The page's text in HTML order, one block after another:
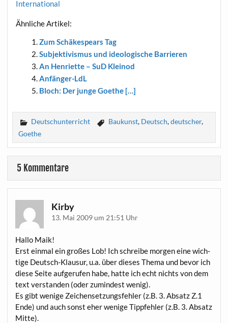
International
Ähn­li­che Artikel:
Zum Schä­ke­spears Tag
Sub­jek­ti­vis­mus und ideo­lo­gi­sche Barrieren
An Hen­ri­et­te – SuD Kleinod
Anfän­ger-LdL
Bloch: Der jun­ge Goethe […]
Deutschunterricht Baukunst, Deutsch,deutscher,
Goethe
5 Kommentare
Kirby
13. Mai 2009 um 21:51 Uhr
Hal­lo Maik!
Erst ein­mal ein gro­ßes Lob! Ich schrei­be mor­gen eine wich­
ti­ge Deutsch-Klau­sur, u.a. über die­ses The­ma und bevor ich
die­se Sei­te auf­ge­ru­fen habe, hat­te ich echt nichts von dem
text ver­stan­den (oder zumin­dest wenig).
Es gibt weni­ge Zei­chen­set­zungs­feh­ler (z.B. 3. Absatz Z.1
Ende) und auch sonst eher weni­ge Tipp­feh­ler (z.B. 3. Absatz
Mitte).